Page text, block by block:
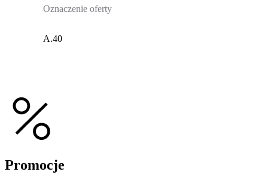
Oznaczenie oferty
A.40
Promocje